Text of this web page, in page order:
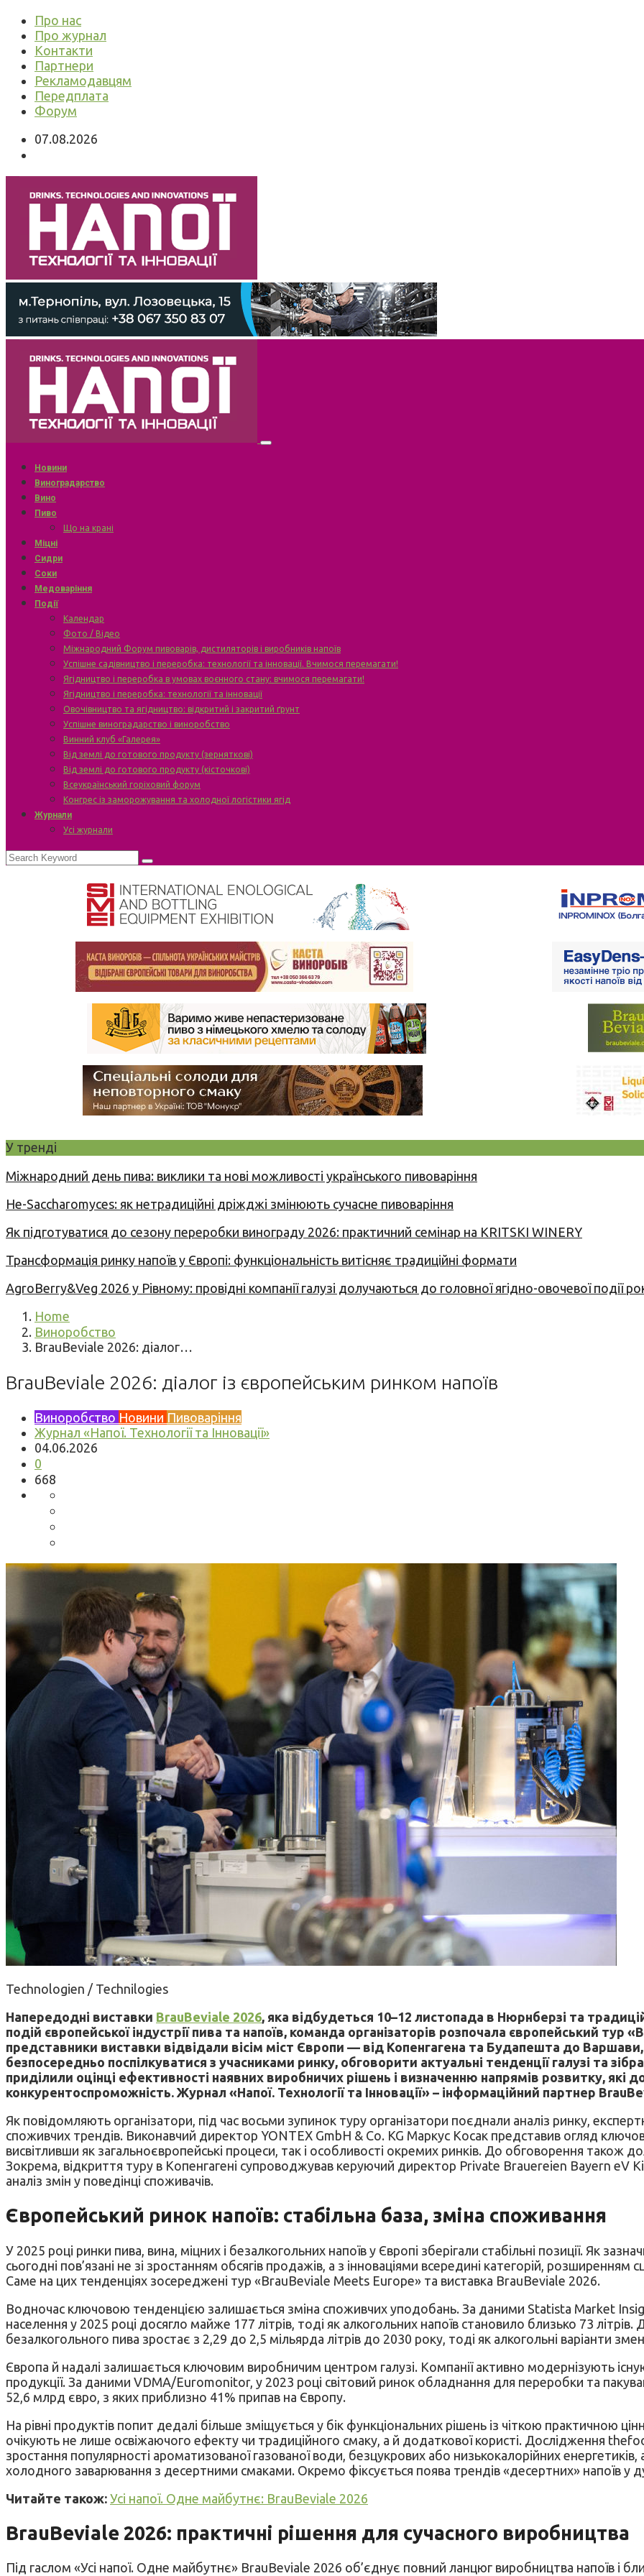
Про нас
Про журнал
Контакти
Партнери
Рекламодавцям
Передплата
Форум
07.08.2026
Новини
Виноградарство
Вино
Пиво
Що на крані
Міцні
Сидри
Соки
Медоваріння
Події
Календар
Фото / Відео
Міжнародний Форум пивоварів, дистиляторів і виробників напоїв
Успішне садівництво і переробка: технології та інновації. Вчимося перемагати!
Ягідництво і переробка в умовах воєнного стану: вчимося перемагати!
Ягідництво і переробка: технології та інновації
Овочівництво та ягідництво: відкритий і закритий ґрунт
Успішне виноградарство і виноробство
Винний клуб «Галерея»
Від землі до готового продукту (зерняткові)
Від землі до готового продукту (кісточкові)
Всеукраїнський горіховий форум
Конгрес із заморожування та холодної логістики ягід
Журнали
Усі журнали
У тренді
Міжнародний день пива: виклики та нові можливості українського пивоваріння
Не-Saccharomyces: як нетрадиційні дріжджі змінюють сучасне пивоваріння
Як підготуватися до сезону переробки винограду 2026: практичний семінар на KRITSKI WINERY
Трансформація ринку напоїв у Європі: функціональність витісняє традиційні формати
AgroBerry&Veg 2026 у Рівному: провідні компанії галузі долучаються до головної ягідно-овочевої події
Home
Виноробство
BrauBeviale 2026: діалог…
BrauBeviale 2026: діалог із європейським ринком напоїв
Виноробство Новини Пивоваріння
Журнал «Напої. Технології та Інновації»
04.06.2026
0
668
Technologien / Technilogies
Напередодні виставки BrauBeviale 2026, яка відбудеться 10–12 листопада в Нюрнберзі та
подій європейської індустрії пива та напоїв, команда організаторів розпочала європейський
представники виставки відвідали вісім міст Європи — від Копенгагена та Будапешта до
безпосередньо поспілкуватися з учасниками ринку, обговорити актуальні тенденції галузі та
приділили оцінці ефективності наявних виробничих рішень і визначенню напрямів розвитку, які
конкурентоспроможність. Журнал «Напої. Технології та Інновації» – інформаційний партнер
Як повідомляють організатори, під час восьми зупинок туру організатори поєднали аналіз ринку,
споживчих трендів. Виконавчий директор YONTEX GmbH & Co. KG Маркус Косак представив огляд
висвітливши як загальноєвропейські процеси, так і особливості окремих ринків. До обговорення також
Зокрема, відкриття туру в Копенгагені супроводжував керуючий директор Private Brauereien Bayern eV
аналіз змін у поведінці споживачів.
Європейський ринок напоїв: стабільна база, зміна споживання
У 2025 році ринки пива, вина, міцних і безалкогольних напоїв у Європі зберігали стабільні позиції. Як
сьогодні пов’язані не зі зростанням обсягів продажів, а з інноваціями всередині категорій,
Саме на цих тенденціях зосереджені тур «BrauBeviale Meets Europe» та виставка BrauBeviale 2026.
Водночас ключовою тенденцією залишається зміна споживчих уподобань. За даними Statista Market
населення у 2025 році досягло майже 177 літрів, тоді як алкогольних напоїв становило близько 73
безалкогольного пива зростає з 2,29 до 2,5 мільярда літрів до 2030 року, тоді як алкогольні варіанти
Європа й надалі залишається ключовим виробничим центром галузі. Компанії активно модернізують
продукції. За даними VDMA/Euromonitor, у 2023 році світовий ринок обладнання для переробки та
52,6 млрд євро, з яких приблизно 41% припав на Європу.
На рівні продуктів попит дедалі більше зміщується у бік функціональних рішень із чіткою практичною
очікують не лише освіжаючого ефекту чи традиційного смаку, а й додаткової користі. Дослідження
зростання популярності ароматизованої газованої води, безцукрових або низькокалорійних
холодного заварювання з десертними смаками. Окремо фіксується поява трендів «десертних» напоїв у
Читайте також: Усі напої. Одне майбутнє: BrauBeviale 2026
BrauBeviale 2026: практичні рішення для сучасного виробництва
Під гаслом «Усі напої. Одне майбутнє» BrauBeviale 2026 об’єднує повний ланцюг виробництва напоїв і